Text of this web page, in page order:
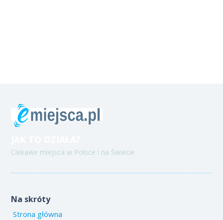
Ciekawe miejsca w Polsce i na Świecie
Na skróty
Strona główna